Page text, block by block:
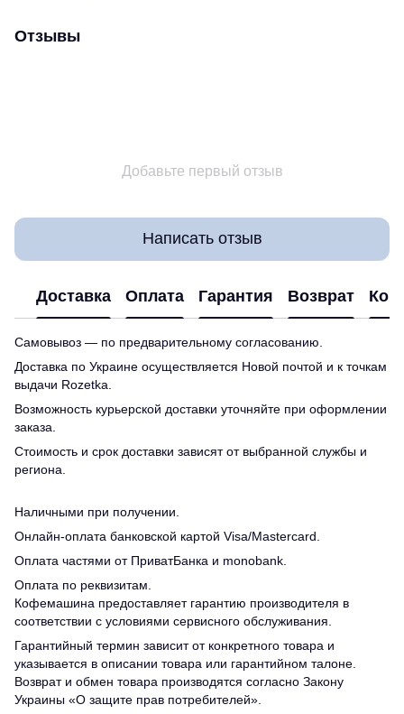
Отзывы
Добавьте первый отзыв
Написать отзыв
Доставка Оплата Гарантия Возврат
Самовывоз — по предварительному согласованию.
Доставка по Украине осуществляется Новой почтой и к точкам
выдачи Rozetka.
Возможность курьерской доставки уточняйте при оформлении
заказа.
Стоимость и срок доставки зависят от выбранной службы и
региона.
Наличными при получении.
Онлайн-оплата банковской картой Visa/Mastercard.
Оплата частями от ПриватБанка и monobank.
Оплата по реквизитам.
Кофемашина предоставляет гарантию производителя в
соответствии с условиями сервисного обслуживания.
Гарантийный термин зависит от конкретного товара и
указывается в описании товара или гарантийном талоне.
Возврат и обмен товара производятся согласно Закону
Украины «О защите прав потребителей».